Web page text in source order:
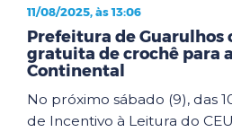
11/08/2025, às 13:06
Prefeitura de Guarulhos
gratuita de crochê para
Continental
No próximo sábado (9), das
de Incentivo à Leitura do